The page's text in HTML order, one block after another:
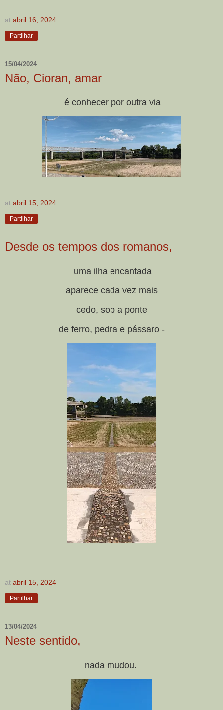
at abril 16, 2024
Partilhar
15/04/2024
Não, Cioran, amar
é conhecer por outra via
at abril 15, 2024
Partilhar
Desde os tempos dos romanos,
uma ilha encantada
aparece cada vez mais
cedo, sob a ponte
de ferro, pedra e pássaro -
at abril 15, 2024
Partilhar
13/04/2024
Neste sentido,
nada mudou.